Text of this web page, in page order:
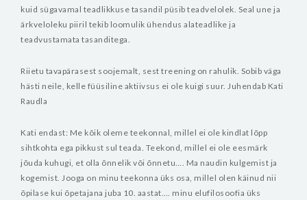
kuid sügavamal teadlikkuse tasandil püsib teadvelolek. Seal une ja
ärkveloleku piiril tekib loomulik ühendus alateadlike ja
teadvustamata tasanditega.
Riietu tavapärasest soojemalt, sest treening on rahulik. Sobib väga
hästi neile, kelle füüsiline aktiivsus ei ole kuigi suur. Juhendab Kati
Raudla
Kati endast: Me kõik oleme teekonnal, millel ei ole kindlat lõpp
sihtkohta ega pikkust sul teada. Teekond, millel ei ole eesmärk
jõuda kuhugi, et olla õnnelik või õnnetu…. Ma naudin kulgemist ja
kogemist. Jooga on minu teekonna üks osa, millel olen käinud nii
õpilase kui õpetajana juba 10. aastat…. minu elufilosoofia üks